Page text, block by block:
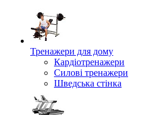
Тренажери для дому
Кардіотренажери
Силові тренажери
Шведська стінка